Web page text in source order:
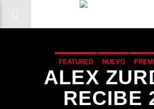
FEATURED NUEVO
ALEX
RECIBE